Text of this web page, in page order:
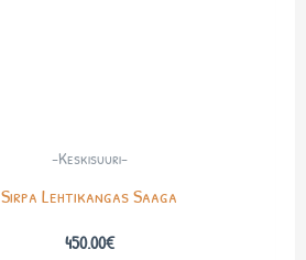
-Keskisuuri-
Sirpa Lehtikangas Saaga
450.00€